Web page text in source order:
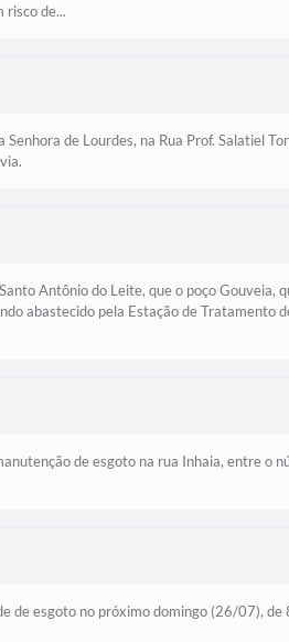
risco de...
de Lourdes, na Rua Prof.
Antônio do Leite, que o poço Gouveia,
abastecido pela Estação de Tratamento
de esgoto na rua Inhaia, entre
de esgoto no próximo domingo (26/07),